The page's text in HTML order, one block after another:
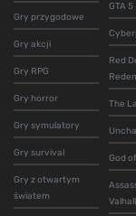
Gry przygodowe
Gry akcji
Gry RPG
Gry horror
Gry symulatory
Gry survival
Gry z otwartym
światem
GTA 5
Red
The
God